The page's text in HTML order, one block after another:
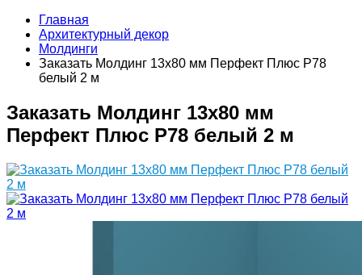
Главная
Архитектурный декор
Молдинги
Заказать Молдинг 13х80 мм Перфект Плюс P78
белый 2 м
Заказать Молдинг 13х80 мм
Перфект Плюс P78 белый 2 м